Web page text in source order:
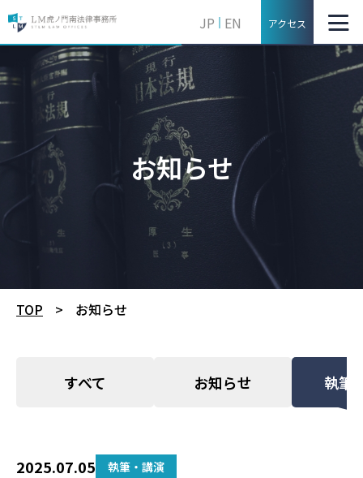
JP EN アクセス
お知らせ
TOP > お知らせ
すべて お知らせ 執筆
2025.07.05 執筆・講演